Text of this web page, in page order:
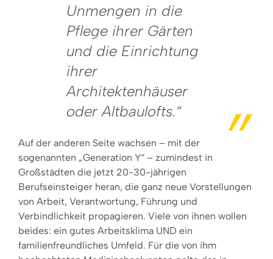
Unmengen in die
Pflege ihrer Gärten
und die Einrichtung
ihrer
Architektenhäuser
oder Altbaulofts.“
Auf der anderen Seite wachsen – mit der
sogenannten „Generation Y“ – zumindest in
Großstädten die jetzt 20-30-jährigen
Berufseinsteiger heran, die ganz neue Vorstellungen
von Arbeit, Verantwortung, Führung und
Verbindlichkeit propagieren. Viele von ihnen wollen
beides: ein gutes Arbeitsklima UND ein
familienfreundliches Umfeld. Für die von ihm